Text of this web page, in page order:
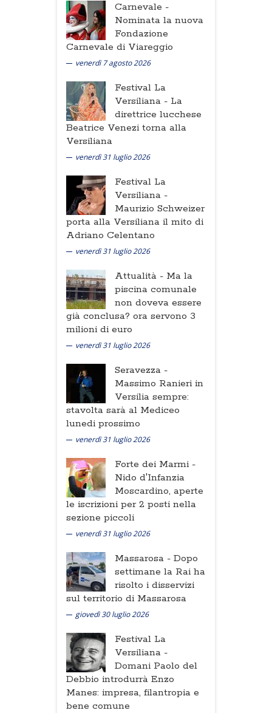
Carnevale -
Nominata la nuova
Fondazione
Carnevale di Viareggio
venerdì 7 agosto 2026
Festival La
Versiliana - La
direttrice lucchese
Beatrice Venezi torna alla
Versiliana
venerdì 31 luglio 2026
Festival La
Versiliana -
Maurizio Schweizer
porta alla Versiliana il mito di
Adriano Celentano
venerdì 31 luglio 2026
Attualità - Ma la
piscina comunale
non doveva essere
già conclusa? ora servono 3
milioni di euro
venerdì 31 luglio 2026
Seravezza -
Massimo Ranieri in
Versilia sempre:
stavolta sarà al Mediceo
lunedi prossimo
venerdì 31 luglio 2026
Forte dei Marmi -
Nido d'Infanzia
Moscardino, aperte
le iscrizioni per 2 posti nella
sezione piccoli
venerdì 31 luglio 2026
Massarosa - Dopo
settimane la Rai ha
risolto i disservizi
sul territorio di Massarosa
giovedì 30 luglio 2026
Festival La
Versiliana -
Domani Paolo del
Debbio introdurrà Enzo
Manes: impresa, filantropia e
bene comune